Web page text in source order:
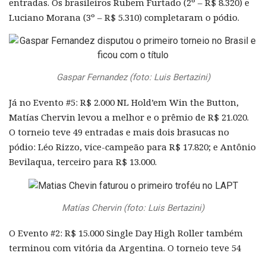
entradas. Os brasileiros Rubem Furtado (2º – R$ 8.320) e
Luciano Morana (3º – R$ 5.310) completaram o pódio.
Gaspar Fernandez (foto: Luis Bertazini)
Já no Evento #5: R$ 2.000 NL Hold’em Win the Button,
Matías Chervin levou a melhor e o prêmio de R$ 21.020.
O torneio teve 49 entradas e mais dois brasucas no
pódio: Léo Rizzo, vice-campeão para R$ 17.820; e Antônio
Bevilaqua, terceiro para R$ 13.000.
Matías Chervin (foto: Luis Bertazini)
O Evento #2: R$ 15.000 Single Day High Roller também
terminou com vitória da Argentina. O torneio teve 54